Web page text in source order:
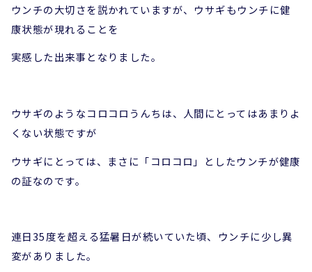
ウンチの大切さを説かれていますが、ウサギもウンチに健
康状態が現れることを
実感した出来事となりました。
ウサギのようなコロコロうんちは、人間にとってはあまりよ
くない状態ですが
ウサギにとっては、まさに「コロコロ」としたウンチが健康
の証なのです。
連日35度を超える猛暑日が続いていた頃、ウンチに少し異
変がありました。